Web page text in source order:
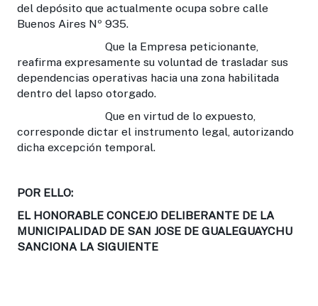
del depósito que actualmente ocupa sobre calle
Buenos Aires Nº 935.
Que la Empresa peticionante,
reafirma expresamente su voluntad de trasladar sus
dependencias operativas hacia una zona habilitada
dentro del lapso otorgado.
Que en virtud de lo expuesto,
corresponde dictar el instrumento legal, autorizando
dicha excepción temporal.
POR ELLO:
EL HONORABLE CONCEJO DELIBERANTE DE LA
MUNICIPALIDAD DE SAN JOSE DE GUALEGUAYCHU
SANCIONA LA SIGUIENTE